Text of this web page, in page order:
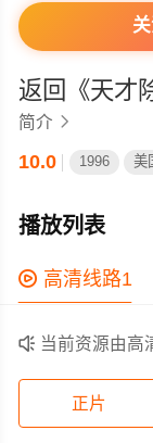
返回《天才
简介 
10.0 1996 美
播放列表
 高清线路1
 当前资源由高
正片